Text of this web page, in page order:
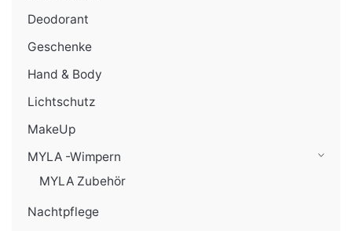
Deodorant
Geschenke
Hand & Body
Lichtschutz
MakeUp
MYLA -Wimpern
MYLA Zubehör
Nachtpflege